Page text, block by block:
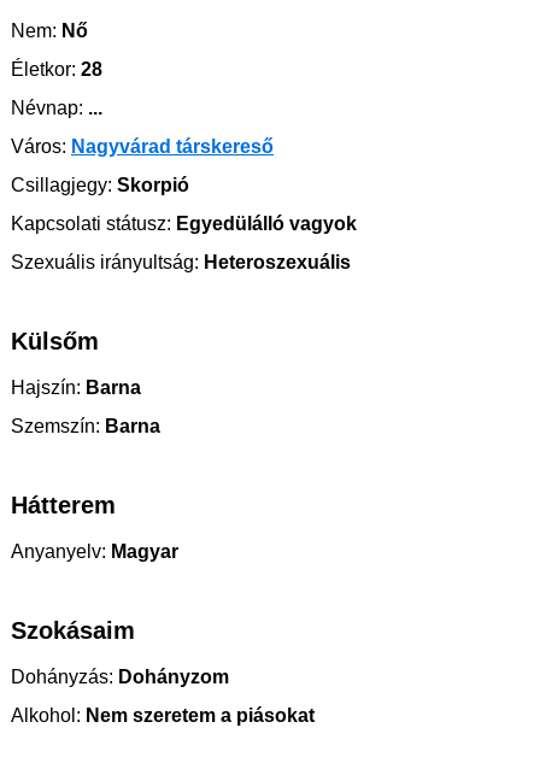
Nem: Nő
Életkor: 28
Névnap: ...
Város: Nagyvárad társkereső
Csillagjegy: Skorpió
Kapcsolati státusz: Egyedülálló vagyok
Szexuális irányultság: Heteroszexuális
Külsőm
Hajszín: Barna
Szemszín: Barna
Hátterem
Anyanyelv: Magyar
Szokásaim
Dohányzás: Dohányzom
Alkohol: Nem szeretem a piásokat